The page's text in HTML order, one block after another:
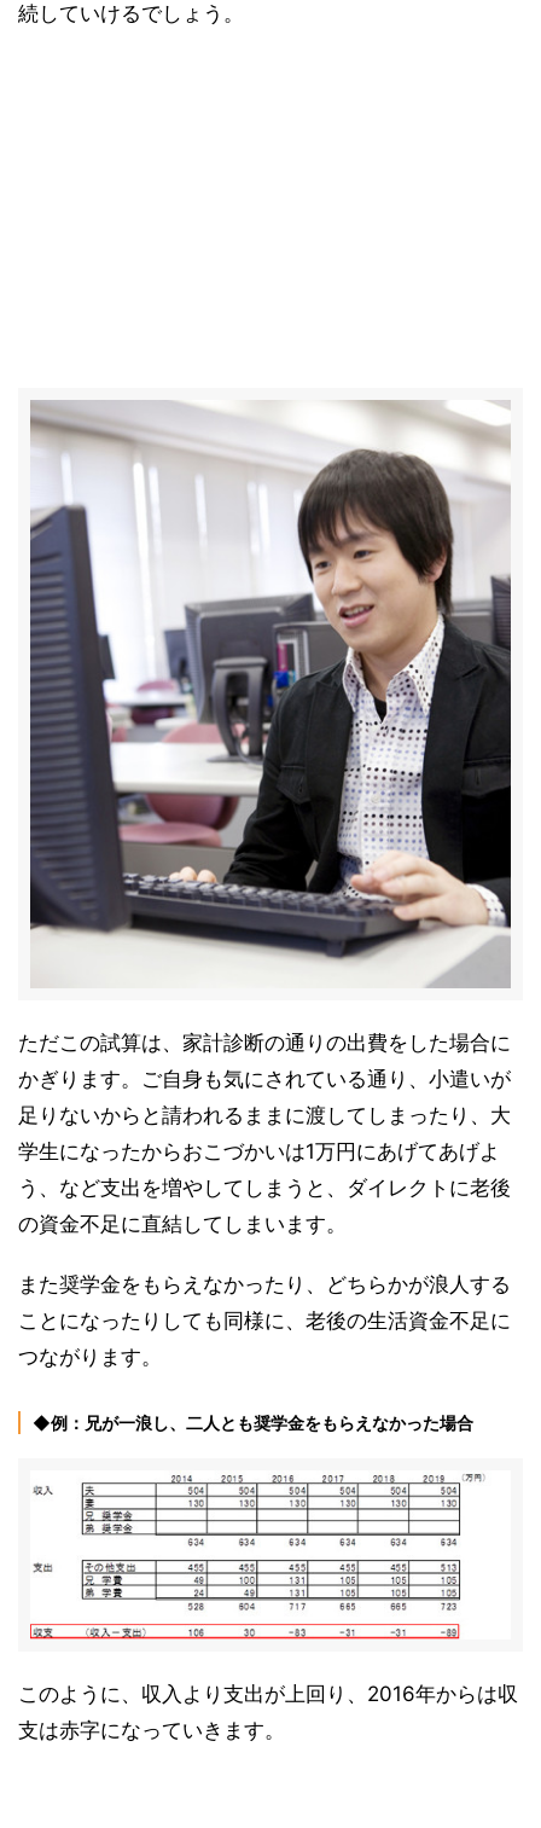
続していけるでしょう。
ただこの試算は、家計診断の通りの出費をした場合に
かぎります。ご自身も気にされている通り、小遣いが
足りないからと請われるままに渡してしまったり、大
学生になったからおこづかいは1万円にあげてあげよ
う、など支出を増やしてしまうと、ダイレクトに老後
の資金不足に直結してしまいます。
また奨学金をもらえなかったり、どちらかが浪人する
ことになったりしても同様に、老後の生活資金不足に
つながります。
◆例：兄が一浪し、二人とも奨学金をもらえなかった場合
このように、収入より支出が上回り、2016年からは収
支は赤字になっていきます。